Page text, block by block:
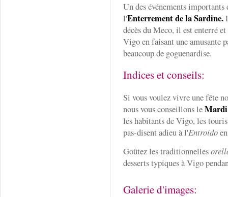
Un des événements
l'Enterrement de la Sardine.
décès du Meco, il est enterré
Vigo en faisant une amusante
beaucoup de goguenardise.
Indices et conseils:
Si vous voulez vivre une fête
nous vous conseillons leMardi
les habitants de Vigo, les
pas-disent adieu à l'Entroido
Goûtez les traditionnelles
desserts typiques à Vigo
Galerie d'images: